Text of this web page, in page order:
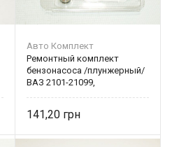
Авто Комплект
Ремонтный комплект
бензонасоса /плунжерный/
ВАЗ 2101-21099,
141,20